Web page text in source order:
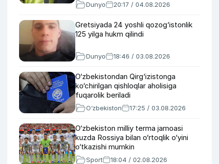
Dunyo 20:17 / 04.08.2026
Gretsiyada 24 yoshli qozog‘istonlik
125 yilga hukm qilindi
Dunyo 18:46 / 03.08.2026
O‘zbekistondan Qirg‘izistonga
ko‘chirilgan qishloqlar aholisiga
fuqarolik beriladi
O‘zbekiston 17:25 / 03.08.2026
O‘zbekiston milliy terma jamoasi
kuzda Rossiya bilan o‘rtoqlik o‘yini
o‘tkazishi mumkin
Sport 18:04 / 02.08.2026